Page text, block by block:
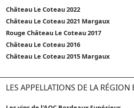
Château Le Coteau 2022
Château Le Coteau 2021 Margaux
Rouge Château Le Coteau 2017
Château Le Coteau 2016
Château Le Coteau 2015 Margaux
LES APPELLATIONS DE LA RÉGION